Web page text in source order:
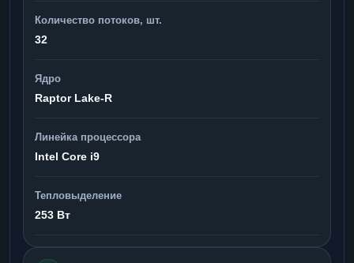
Количество потоков, шт.
32
Ядро
Raptor Lake-R
Линейка процессора
Intel Core i9
Тепловыделение
253 Вт